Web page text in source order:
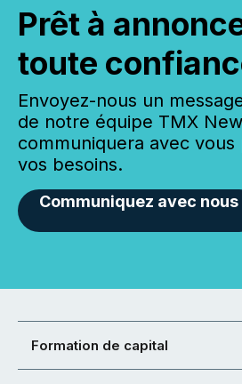
Prêt à
toute
Envoyez-nous un
de notre équipe TMX
communiquera avec
vos besoins.
Communiquez avec nous
Formation de capital